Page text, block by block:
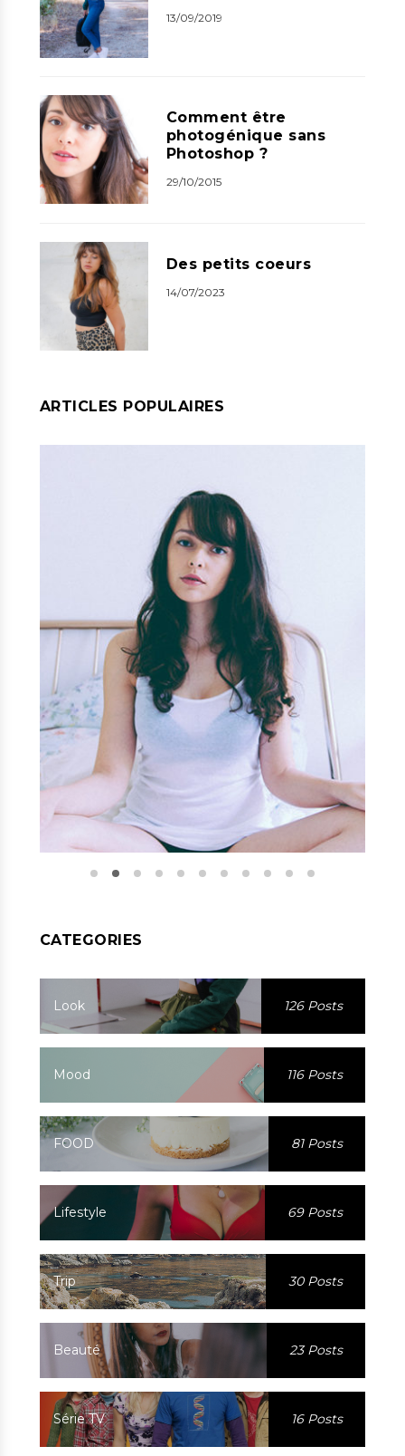
13/09/2019
Comment être
photogénique sans
Photoshop ?
29/10/2015
Des petits coeurs
14/07/2023
ARTICLES POPULAIRES
CATEGORIES
Look 126 Posts
Mood 116 Posts
FOOD 81 Posts
Lifestyle 69 Posts
Trip 30 Posts
Beauté 23 Posts
Série TV 16 Posts